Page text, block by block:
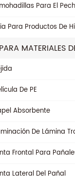
Para El
Para Productos De
MATERIALES
De PE
Absorbente
De Lámina
Frontal Para
Lateral Del Pañal